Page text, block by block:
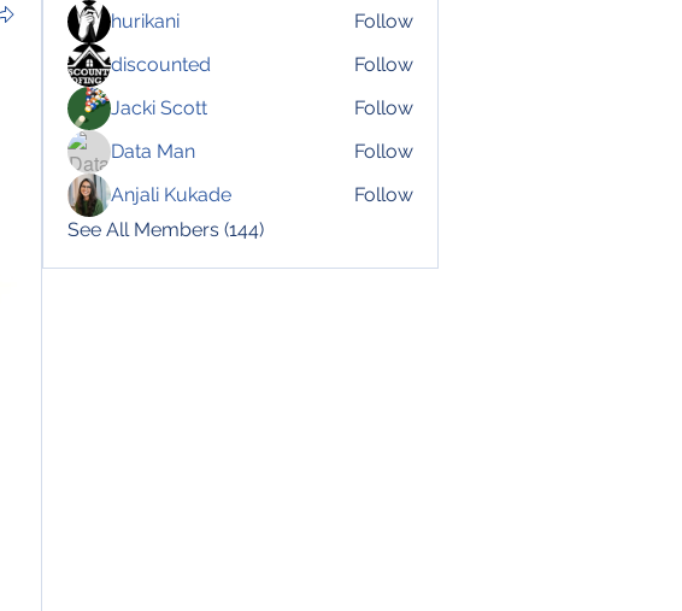
hurikani
Follow
discounted
Follow
Jacki Scott
Follow
Data Man
Follow
Anjali Kukade
Follow
See All Members (144)